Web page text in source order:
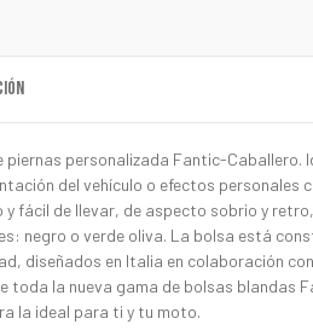
piernas personalizada Fantic-Caballero.
del vehículo o efectos personales
y fácil de llevar, de aspecto sobrio y
negro o verde oliva. La bolsa está
diseñados en Italia en colaboración
toda la nueva gama de bolsas blandas
la ideal para ti y tu moto.